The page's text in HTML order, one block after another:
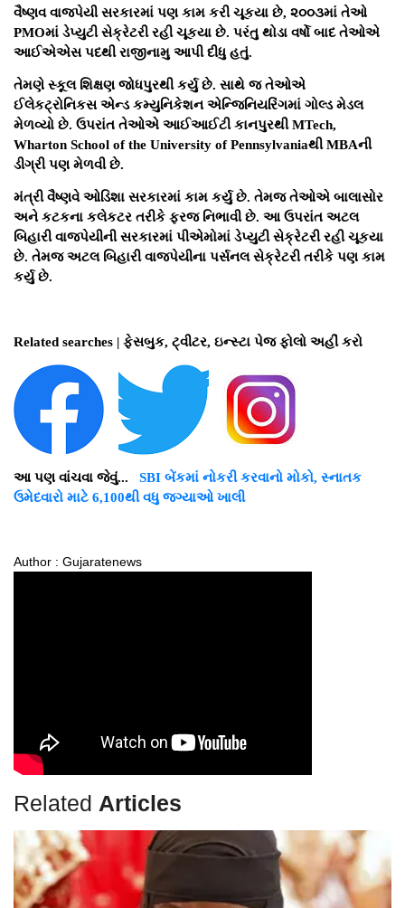
વૈષ્ણવ વાજપેયી સરકારમાં પણ કામ કરી ચૂકયા છે, ૨૦૦૩માં તેઓ
PMOમાં ડેપ્યુટી સેક્રેટરી રહી ચૂકયા છે. પરંતુ થોડા વર્ષો બાદ તેઓએ
આઈએએસ પદથી રાજીનામુ આપી દીધુ હતું.
તેમણે સ્કૂલ શિક્ષણ જોધપુરથી કર્યુ છે. સાથે જ તેઓએ
ઈલેકટ્રોનિકસ એન્ડ કમ્યુનિકેશન એન્જિનિયરિંગમાં ગોલ્ડ મેડલ
મેળવ્યો છે. ઉપરાંત તેઓએ આઈઆઈટી કાનપુરથી MTech,
Wharton School of the University of Pennsylvaniaથી MBAની
ડીગ્રી પણ મેળવી છે.
મંત્રી વૈષ્ણવે ઓડિશા સરકારમાં કામ કર્યુ છે. તેમજ તેઓએ બાલાસોર
અને કટકના કલેકટર તરીકે ફરજ નિભાવી છે. આ ઉપરાંત અટલ
બિહારી વાજપેયીની સરકારમાં પીએમોમાં ડેપ્યુટી સેક્રેટરી રહી ચૂકયા
છે. તેમજ અટલ બિહારી વાજપેયીના પર્સનલ સેક્રેટરી તરીકે પણ કામ
કર્યુ છે.
Related searches | ફેસબુક, ટ્વીટર, ઇન્સ્ટા પેજ ફોલો અહીં કરો
આ પણ વાંચવા જેવું... SBI બેંકમાં નોકરી કરવાનો મોકો, સ્નાતક
ઉમેદવારો માટે 6,100થી વધુ જગ્યાઓ ખાલી
Author : Gujaratenews
Related Articles